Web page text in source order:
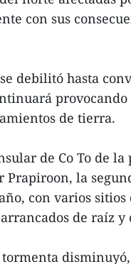
con sus
debilitó hasta
provocando
de tierra.
de Co To de
Prapiroon, la
con varios
de raíz